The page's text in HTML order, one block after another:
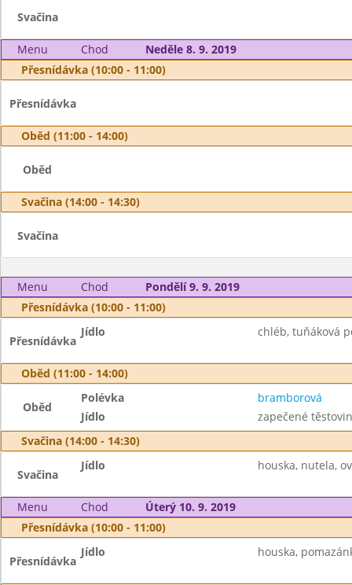
Svačina
Menu Chod
Neděle 8. 9. 2019
Přesnídávka (10:00 - 11:00)
Přesnídávka
Oběd (11:00 - 14:00)
Oběd
Svačina (14:00 - 14:30)
Svačina
Menu Chod
Pondělí 9. 9. 2019
Přesnídávka (10:00 - 11:00)
Přesnídávka
Jídlo chléb, tuňáková
Oběd (11:00 - 14:00)
Oběd
Polévka
bramborová
Jídlo
zapečené
Svačina (14:00 - 14:30)
Svačina
Jídlo houska, nutela,
Menu Chod
Úterý 10. 9. 2019
Přesnídávka (10:00 - 11:00)
Přesnídávka
Jídlo houska,